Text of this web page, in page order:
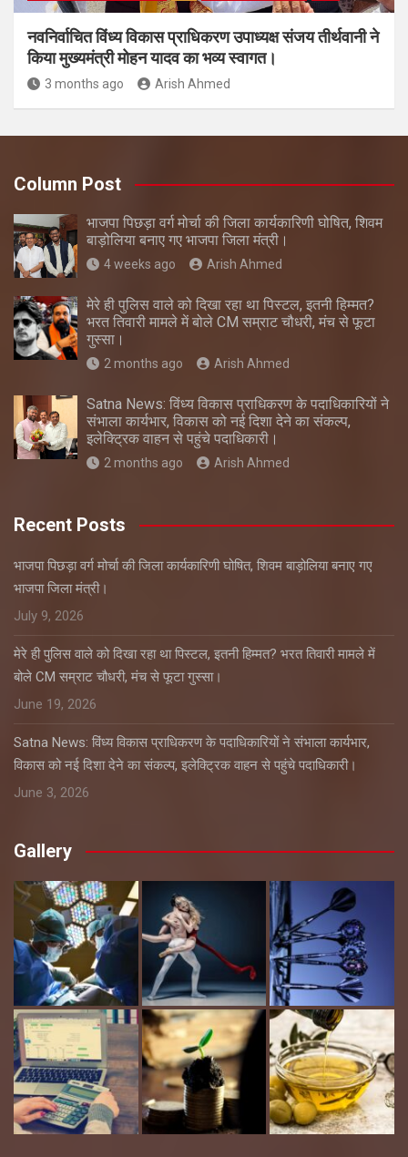
नवनिर्वाचित विंध्य विकास प्राधिकरण उपाध्यक्ष संजय तीर्थवानी ने
किया मुख्यमंत्री मोहन यादव का भव्य स्वागत।
3 months ago Arish Ahmed
Column Post
भाजपा पिछड़ा वर्ग मोर्चा की जिला कार्यकारिणी घोषित, शिवम
बाड़ोलिया बनाए गए भाजपा जिला मंत्री।
4 weeks ago Arish Ahmed
मेरे ही पुलिस वाले को दिखा रहा था पिस्टल, इतनी हिम्मत?
भरत तिवारी मामले में बोले CM सम्राट चौधरी, मंच से फूटा
गुस्सा।
2 months ago Arish Ahmed
Satna News: विंध्य विकास प्राधिकरण के पदाधिकारियों ने
संभाला कार्यभार, विकास को नई दिशा देने का संकल्प,
इलेक्ट्रिक वाहन से पहुंचे पदाधिकारी।
2 months ago Arish Ahmed
Recent Posts
भाजपा पिछड़ा वर्ग मोर्चा की जिला कार्यकारिणी घोषित, शिवम बाड़ोलिया बनाए गए
भाजपा जिला मंत्री।
July 9, 2026
मेरे ही पुलिस वाले को दिखा रहा था पिस्टल, इतनी हिम्मत? भरत तिवारी मामले में
बोले CM सम्राट चौधरी, मंच से फूटा गुस्सा।
June 19, 2026
Satna News: विंध्य विकास प्राधिकरण के पदाधिकारियों ने संभाला कार्यभार,
विकास को नई दिशा देने का संकल्प, इलेक्ट्रिक वाहन से पहुंचे पदाधिकारी।
June 3, 2026
Gallery